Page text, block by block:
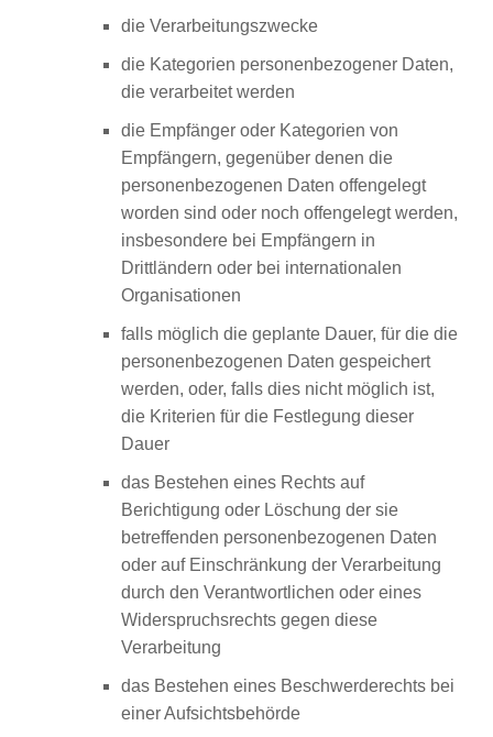
die Verarbeitungszwecke
die Kategorien personenbezogener Daten,
die verarbeitet werden
die Empfänger oder Kategorien von
Empfängern, gegenüber denen die
personenbezogenen Daten offengelegt
worden sind oder noch offengelegt werden,
insbesondere bei Empfängern in
Drittländern oder bei internationalen
Organisationen
falls möglich die geplante Dauer, für die die
personenbezogenen Daten gespeichert
werden, oder, falls dies nicht möglich ist,
die Kriterien für die Festlegung dieser
Dauer
das Bestehen eines Rechts auf
Berichtigung oder Löschung der sie
betreffenden personenbezogenen Daten
oder auf Einschränkung der Verarbeitung
durch den Verantwortlichen oder eines
Widerspruchsrechts gegen diese
Verarbeitung
das Bestehen eines Beschwerderechts bei
einer Aufsichtsbehörde